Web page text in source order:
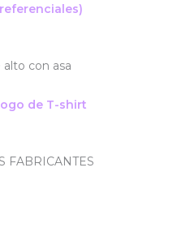
con asa
de T-shirt
FABRICANTES